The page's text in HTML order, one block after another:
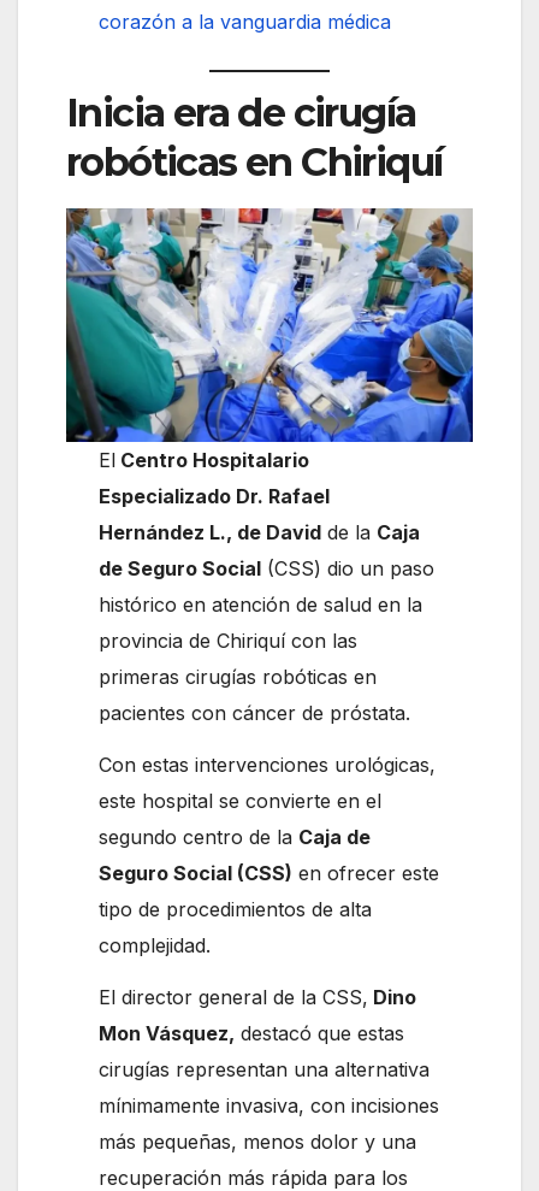
corazón a la vanguardia médica
Inicia era de cirugía
robóticas en Chiriquí
El Centro Hospitalario
Especializado Dr. Rafael
Hernández L., de David de la Caja
de Seguro Social (CSS) dio un paso
histórico en atención de salud en la
provincia de Chiriquí con las
primeras cirugías robóticas en
pacientes con cáncer de próstata.
Con estas intervenciones urológicas,
este hospital se convierte en el
segundo centro de la Caja de
Seguro Social (CSS) en ofrecer este
tipo de procedimientos de alta
complejidad.
El director general de la CSS, Dino
Mon Vásquez, destacó que estas
cirugías representan una alternativa
mínimamente invasiva, con incisiones
más pequeñas, menos dolor y una
recuperación más rápida para los